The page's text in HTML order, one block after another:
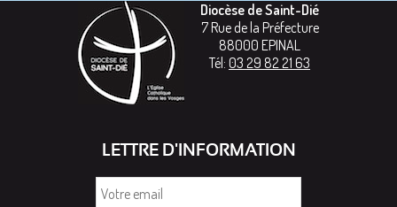
Diocèse de Saint-Dié
7 Rue de la Préfecture
88000 EPINAL
Tél: 03 29 82 21 63
LETTRE D'INFORMATION